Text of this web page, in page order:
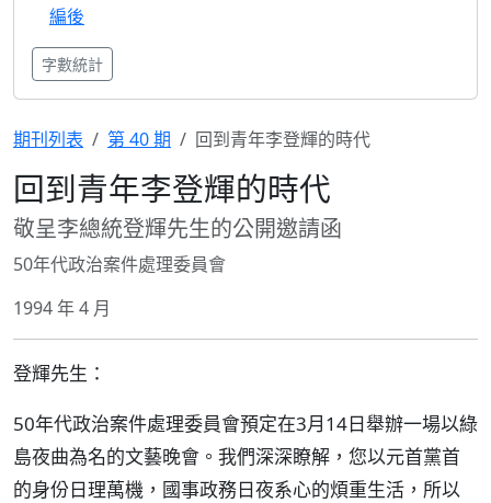
編後
字數統計
期刊列表 第 40 期 回到青年李登輝的時代
回到青年李登輝的時代
敬呈李總統登輝先生的公開邀請函
50年代政治案件處理委員會
1994 年 4 月
登輝先生：
50年代政治案件處理委員會預定在3月14日舉辦一場以綠
島夜曲為名的文藝晚會。我們深深瞭解，您以元首黨首
的身份日理萬機，國事政務日夜系心的煩重生活，所以